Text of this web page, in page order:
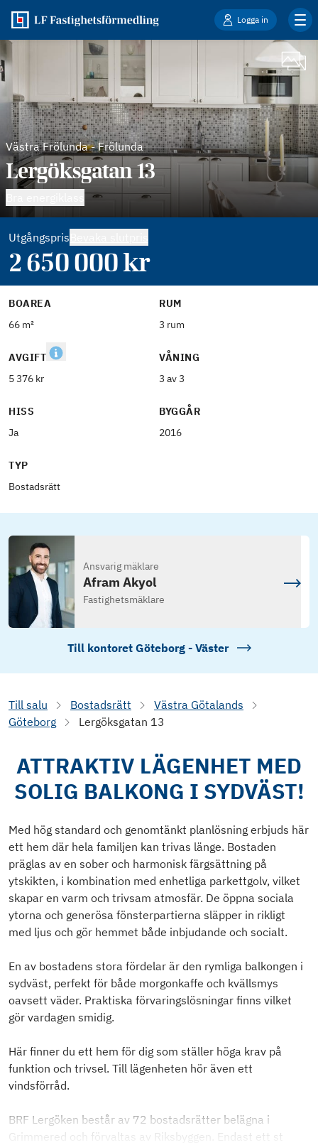
Logga in
Västra Frölunda-Frölunda
Lergöksgatan 13
Utgångspris
2 650 000kr
BOAREA
66 m²
RUM
3 rum
AVGIFT
5 376 kr
VÅNING
3 av 3
HISS
Ja
BYGGÅR
2016
TYP
Bostadsrätt
Ansvarig mäklare
Afram Akyol
Fastighetsmäklare
Till kontoret Göteborg - Väster
Till salu Bostadsrätt
Västra Götalands
Göteborg
Lergöksgatan 13
ATTRAKTIV LÄGENHET MED
SOLIG BALKONG I SYDVÄST!
Med hög standard och genomtänkt planlösning erbjuds här
ett hem där hela familjen kan trivas länge. Bostaden
präglas av en sober och harmonisk färgsättning på
ytskikten, i kombination med enhetliga parkettgolv, vilket
skapar en varm och trivsam atmosfär. De öppna sociala
ytorna och generösa fönsterpartierna släpper in rikligt
med ljus och gör hemmet både inbjudande och socialt.
En av bostadens stora fördelar är den rymliga balkongen i
sydväst, perfekt för både morgonkaffe och kvällsmys
oavsett väder. Praktiska förvaringslösningar finns vilket
gör vardagen smidig.
Här finner du ett hem för dig som ställer höga krav på
funktion och trivsel. Till lägenheten hör även ett
vindsförråd.
BRF Lergöken består av 72 bostadsrätter belägna i
Grimmered och förvaltas av Riksbyggen. Endast ett st